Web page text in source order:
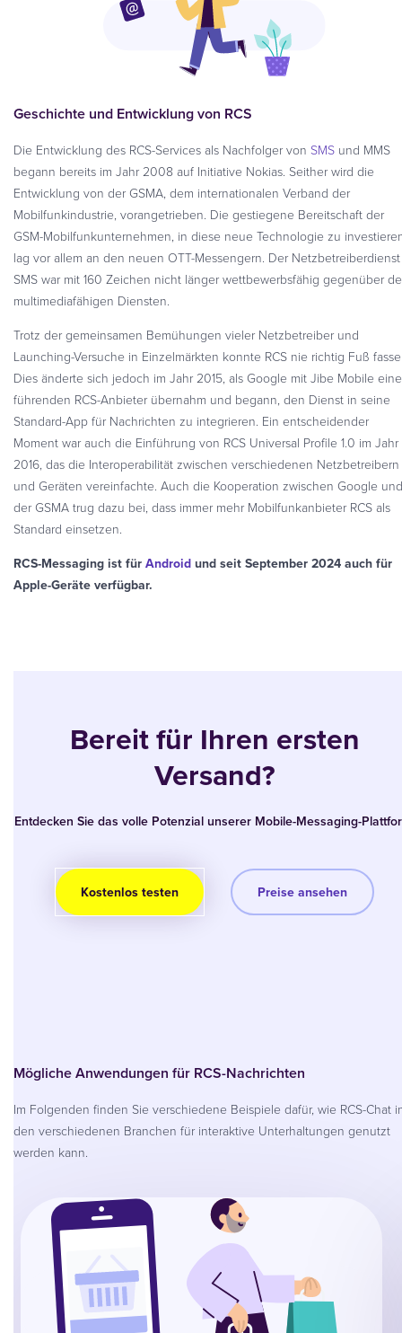
Geschichte und Entwicklung von RCS
Die Entwicklung des RCS-Services als Nachfolger von SMS und MMS
begann bereits im Jahr 2008 auf Initiative Nokias. Seither wird die
Entwicklung von der GSMA, dem internationalen Verband der
Mobilfunkindustrie, vorangetrieben. Die gestiegene Bereitschaft der
GSM-Mobilfunkunternehmen, in diese neue Technologie zu
lag vor allem an den neuen OTT-Messengern. Der Netzbetreiberdienst
SMS war mit 160 Zeichen nicht länger wettbewerbsfähig gegenüber
multimediafähigen Diensten.
Trotz der gemeinsamen Bemühungen vieler Netzbetreiber und
Launching-Versuche in Einzelmärkten konnte RCS nie richtig Fuß
Dies änderte sich jedoch im Jahr 2015, als Google mit Jibe Mobile
führenden RCS-Anbieter übernahm und begann, den Dienst in seine
Standard-App für Nachrichten zu integrieren. Ein entscheidender
Moment war auch die Einführung von RCS Universal Profile 1.0 im Jahr
2016, das die Interoperabilität zwischen verschiedenen Netzbetreibern
und Geräten vereinfachte. Auch die Kooperation zwischen Google und
der GSMA trug dazu bei, dass immer mehr Mobilfunkanbieter RCS als
Standard einsetzen.
RCS-Messaging ist für Android und seit September 2024 auch für
Apple-Geräte verfügbar.
Bereit für Ihren ersten
Versand?
Entdecken Sie das volle Potenzial unserer Mobile-Messaging-
Kostenlos testen Preise ansehen
Mögliche Anwendungen für RCS-Nachrichten
Im Folgenden finden Sie verschiedene Beispiele dafür, wie RCS-Chat
den verschiedenen Branchen für interaktive Unterhaltungen genutzt
werden kann.